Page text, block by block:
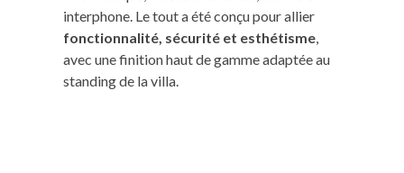
interphone. Le tout a été conçu pour allier
fonctionnalité, sécurité et esthétisme,
avec une finition haut de gamme adaptée au
standing de la villa.